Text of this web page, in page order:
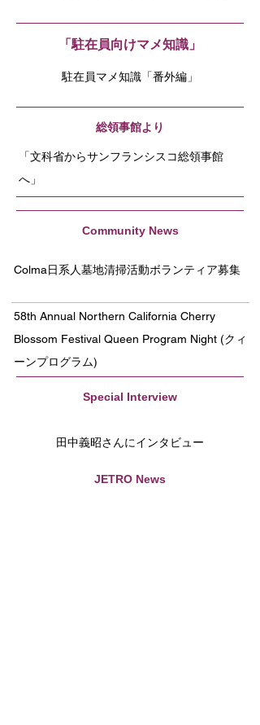
「駐在員向けマメ知識」
駐在員マメ知識「番外編」
総領事館より
「文科省からサンフランシスコ総領事館
へ」
Community News
Colma日系人墓地清掃活動ボランティア募集
58th Annual Northern California Cherry
Blossom Festival Queen Program Night (クィ
ーンプログラム)
Special Interview
田中義昭さんにインタビュー
JETRO News